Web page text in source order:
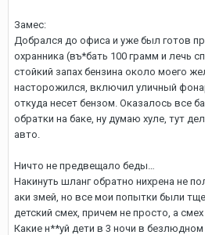
Замес:
Добрался до офиса и уже был готов
охранника (въ*бать 100 грамм и лечь
стойкий запах бензина около моего
насторожился, включил уличный
откуда несет бензом. Оказалось все
обратки на баке, ну думаю хуле, тут
авто.
Ничто не предвещало беды…
Накинуть шланг обратно нихрена не
аки змей, но все мои попытки были
детский смех, причем не просто, а
Какие н**уй дети в 3 ночи в